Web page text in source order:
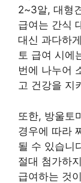
2~3알, 대형
급여는 간식
대신 과다하
토 급여 시에
번에 나누어
고 건강을 지
또한, 방울토
경우에 따라
될 수 있습니
절대 첨가하
급여하는 것